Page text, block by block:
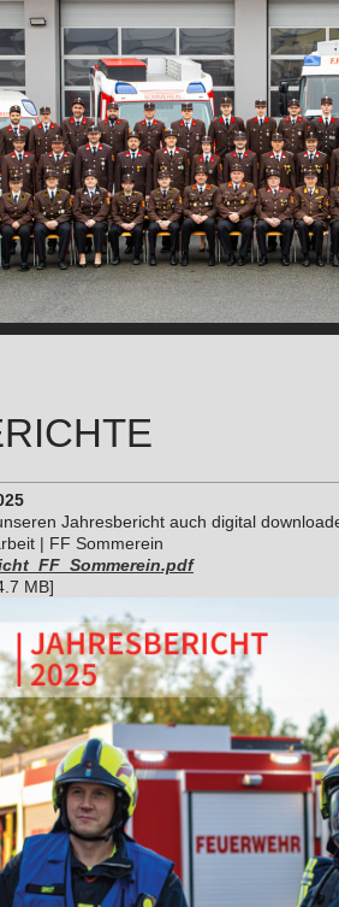
Jahresbericht auch digital
| FF Sommerein
MB]